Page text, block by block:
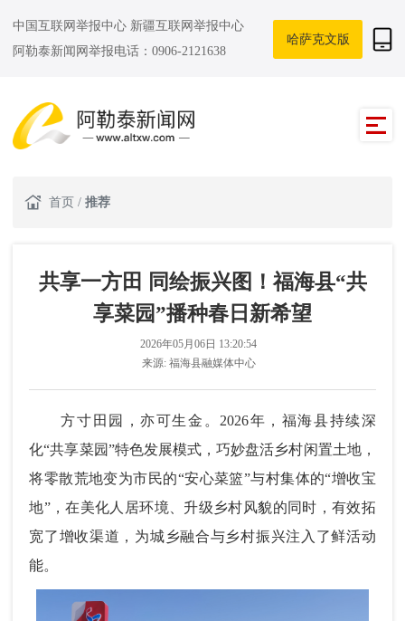
中国互联网举报中心 新疆互联网举报中心
阿勒泰新闻网举报电话：0906-2121638
哈萨克文版
首页 / 推荐
共享一方田 同绘振兴图！福海县“共
享菜园”播种春日新希望
2026年05月06日 13:20:54
来源: 福海县融媒体中心
方寸田园，亦可生金。2026年，福海县持续深
化“共享菜园”特色发展模式，巧妙盘活乡村闲置土地，
将零散荒地变为市民的“安心菜篮”与村集体的“增收宝
地”，在美化人居环境、升级乡村风貌的同时，有效拓
宽了增收渠道，为城乡融合与乡村振兴注入了鲜活动
能。